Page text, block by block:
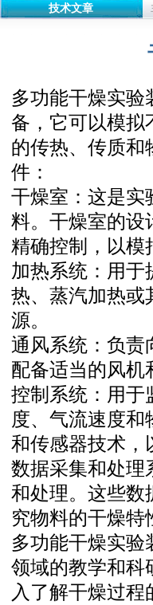
技术文章
多功能干燥实
备，它可以模拟
的传热、传质和
件：
干燥室：这是实
料。干燥室的设
精确控制，以模
加热系统：用于
热、蒸汽加热或
源。
通风系统：负责
配备适当的风机
控制系统：用于
度、气流速度
和传感器技术，
数据采集和处理
和处理。这些数
究物料的干燥特
多功能干燥实
领域的教学和科
入了解干燥过